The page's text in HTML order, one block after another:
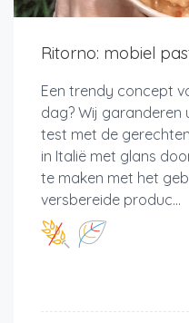
Ritorno: mobiel
Een trendy concept
dag? Wij
test met de
in Italië met glans
te maken met het
versbereide produc...